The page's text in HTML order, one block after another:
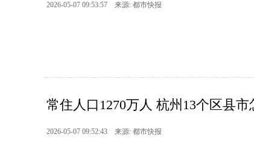
2026-05-07 09:53:57 来源: 都市快报
常住人口1270万人 杭州13个区县市
2026-05-07 09:52:43 来源: 都市快报